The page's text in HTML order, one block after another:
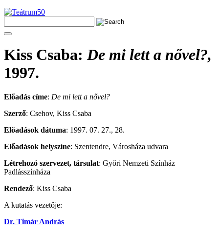
Kiss Csaba:De mi lett a nővel?,
1997.
Előadás címe: De mi lett a nővel?
Szerző: Csehov, Kiss Csaba
Előadások dátuma: 1997. 07. 27., 28.
Előadások helyszíne: Szentendre, Városháza udvara
Létrehozó szervezet, társulat: Győri Nemzeti Színház
Padlásszínháza
Rendező: Kiss Csaba
A kutatás vezetője:
Dr. Timár András